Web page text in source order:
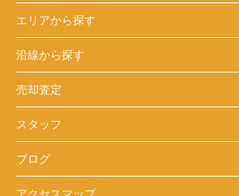
エリアから探す
沿線から探す
売却査定
スタッフ
ブログ